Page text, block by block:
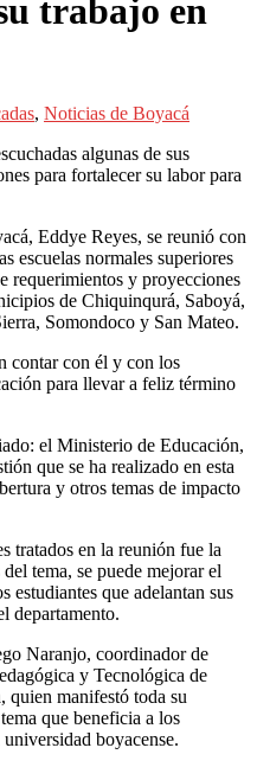
trabajo en
, Noticias de Boyacá
algunas de sus
para fortalecer su labor para
Eddye Reyes, se reunió con
escuelas normales superiores
requerimientos y proyecciones
de Chiquinqurá, Saboyá,
Somondoco y San Mateo.
contar con él y con los
para llevar a feliz término
el Ministerio de Educación,
que se ha realizado en esta
y otros temas de impacto
tratados en la reunión fue la
tema, se puede mejorar el
estudiantes que adelantan sus
departamento.
Naranjo, coordinador de
y Tecnológica de
manifestó toda su
que beneficia a los
boyacense.